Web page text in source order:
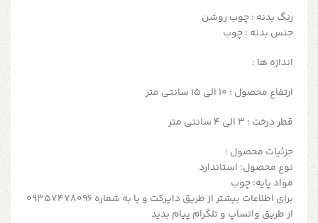
رنگ بدنه : چوب روشن
جنس بدنه : چوب
اندازه ها :
ارتفاع محصول : ۱۰ الی ۱۵ سانتی متر
قطر درخت : 3 الی 4 سانتی متر
جزئیات محصول :
نوع محصول: استاندارد
مواد پایه: چوب
برای اطلاعات بیشتر از طریق دایرکت و یا به شماره 09357478096
از طریق واتساپ و تلگرام پیام بدید